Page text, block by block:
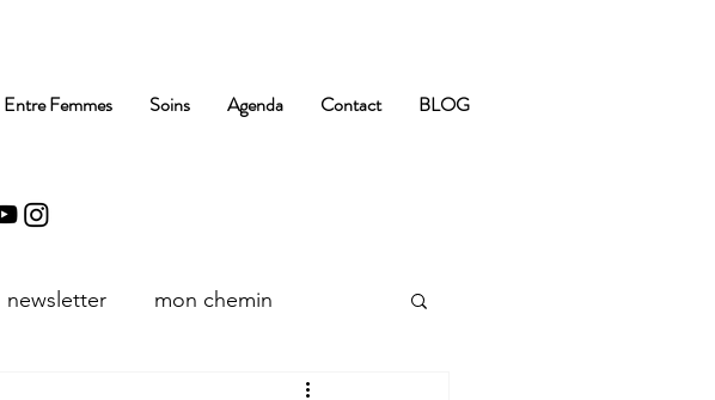
Entre Femmes Soins Agenda Contact BLOG
newsletter mon chemin